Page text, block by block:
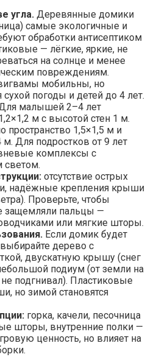
угла. Деревянные домики
самые экологичные и
обработки антисептиком
— лёгкие, яркие, не
на солнце и менее
повреждениям.
мобильны, но
сухой погоды и детей до 4 лет.
малышей 2–4 лет
м с высотой стен 1 м.
пространство 1,5×1,5 м и
Для подростков от 9 лет
комплексы с
светом.
отсутствие острых
надёжные крепления крыши
Проверьте, чтобы
пальцы —
или мягкие шторы.
Если домик будет
дерево с
двускатную крышу (снег
подиум (от земли на
подгнивал). Пластиковые
но зимой становятся
горка, качели, песочница
шторы, внутренние полки —
ценность, но влияет на